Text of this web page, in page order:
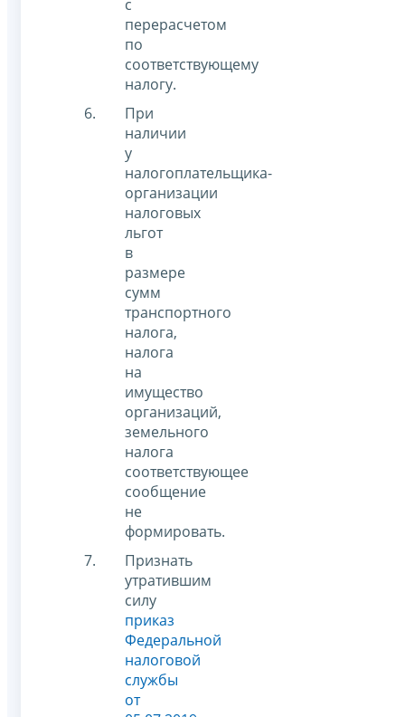
с
перерасчетом
по
соответствующему
налогу.
При
наличии
у
налогоплательщика-
организации
налоговых
льгот
в
размере
сумм
транспортного
налога,
налога
на
имущество
организаций,
земельного
налога
соответствующее
сообщение
не
формировать.
Признать
утратившим
силу
приказ
Федеральной
налоговой
службы
от